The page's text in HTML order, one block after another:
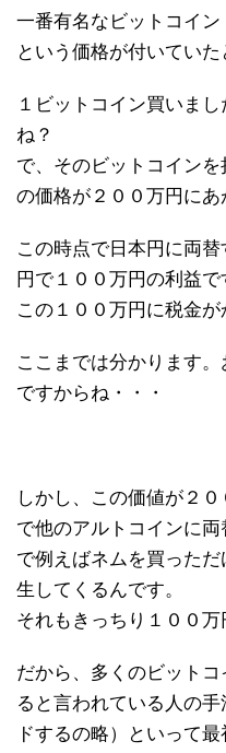
一番有名なビットコイ
という価格が付いていた
１ビットコイン買いま
ね？
で、そのビットコイン
の価格が２００万円にあ
この時点で日本円に両
円で１００万円の利益で
この１００万円に税金が
ここまでは分かります
ですからね・・・
しかし、この価値が２
で他のアルトコインに
で例えばネムを買った
生してくるんです。
それもきっちり１００万
だから、多くのビット
ると言われている人の
ドするの略）といって